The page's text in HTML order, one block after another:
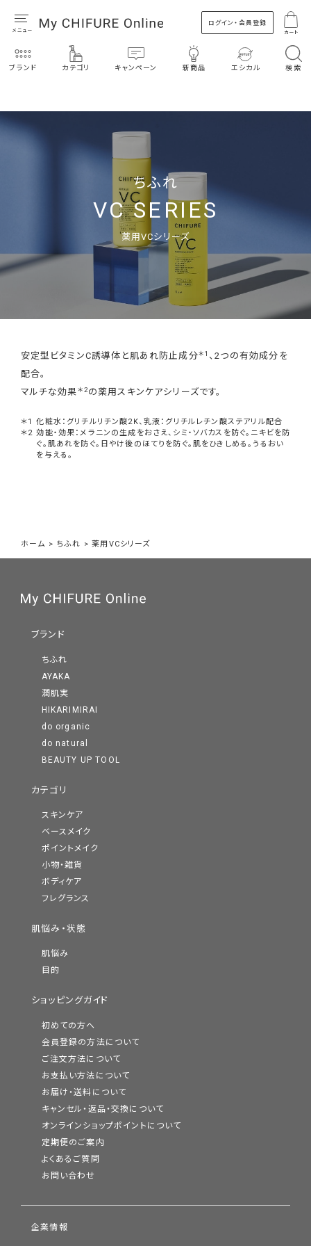
ログイン・会員登録
カート
ブランド カテゴリ キャンペーン 新商品 エシカル 検索
ちふれ
VC SERIES
薬用VCシリーズ
安定型ビタミンC誘導体と肌あれ防止成分＊1 、2つの有効成分を
配合。
マルチな効果＊2の薬用スキンケアシリーズです。
化粧水：グリチルリチン酸2K、乳液：グリチルレチン酸ステアリル配合
効能・効果：メラニンの生成をおさえ、シミ・ソバカスを防ぐ。ニキビを防
ぐ。肌あれを防ぐ。日やけ後のほてりを防ぐ。肌をひきしめる。うるおい
を与える。
ホーム > ちふれ >薬用VCシリーズ
ブランド
ちふれ
AYAKA
潤肌実
HIKARIMIRAI
do organic
do natural
BEAUTY UP TOOL
カテゴリ
スキンケア
ベースメイク
ポイントメイク
小物・雑貨
ボディケア
フレグランス
肌悩み・状態
肌悩み
目的
ショッピングガイド
初めての方へ
会員登録の方法について
ご注文方法について
お支払い方法について
お届け・送料について
キャンセル・返品・交換について
オンラインショップポイントについて
定期便のご案内
よくあるご質問
お問い合わせ
企業情報